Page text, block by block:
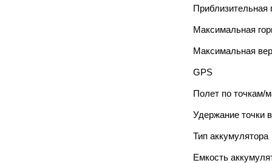
Приблизительная
Максимальная
Максимальная
GPS
Полет по точкам/
Удержание точки
Тип аккумулятора
Емкость